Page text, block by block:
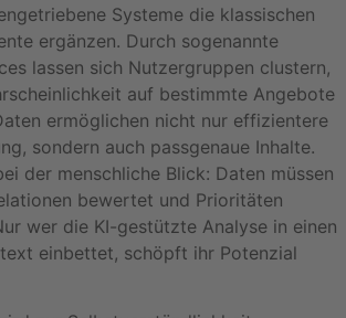
Systeme die klassischen
ergänzen. Durch sogenannte
lassen sich Nutzergruppen clustern,
auf bestimmte Angebote
ermöglichen nicht nur effizientere
sondern auch passgenaue Inhalte.
der menschliche Blick: Daten müssen
bewertet und Prioritäten
wer die KI-gestützte Analyse in einen
einbettet, schöpft ihr Potenzial